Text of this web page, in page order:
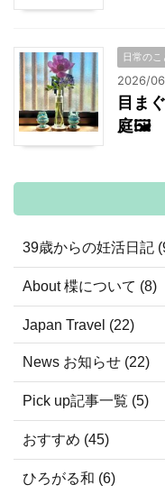
日常のこ
2026/
目ま
庭🖼
39歳からの妊活日記
About 楪について (8)
Japan Travel (22)
News お知らせ (22)
Pick up記事一覧 (5)
おすすめ (45)
ひろがる和 (6)